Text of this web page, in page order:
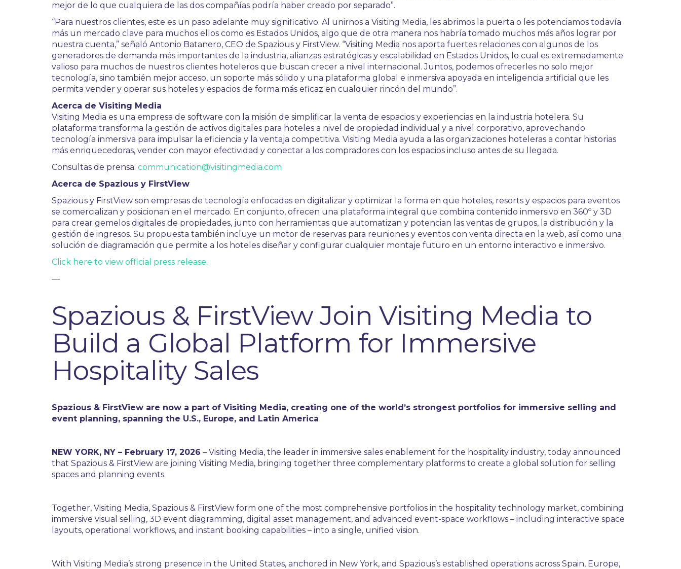
mejor de lo que cualquiera de las dos compañías podría haber creado por separado”.
“Para nuestros clientes, este es un paso adelante muy significativo. Al unirnos a Visiting Media, les abrimos la puerta o les potenciamos todavía
más un mercado clave para muchos ellos como es Estados Unidos, algo que de otra manera nos habría tomado muchos más años lograr por
nuestra cuenta,” señaló Antonio Batanero, CEO de Spazious y FirstView. “Visiting Media nos aporta fuertes relaciones con algunos de los
generadores de demanda más importantes de la industria, alianzas estratégicas y escalabilidad en Estados Unidos, lo cual es extremadamente
valioso para muchos de nuestros clientes hoteleros que buscan crecer a nivel internacional. Juntos, podemos ofrecerles no solo mejor
tecnología, sino también mejor acceso, un soporte más sólido y una plataforma global e inmersiva apoyada en inteligencia artificial que les
permita vender y operar sus hoteles y espacios de forma más eficaz en cualquier rincón del mundo”.
Acerca de Visiting Media
Visiting Media es una empresa de software con la misión de simplificar la venta de espacios y experiencias en la industria hotelera. Su
plataforma transforma la gestión de activos digitales para hoteles a nivel de propiedad individual y a nivel corporativo, aprovechando
tecnología inmersiva para impulsar la eficiencia y la ventaja competitiva. Visiting Media ayuda a las organizaciones hoteleras a contar historias
más enriquecedoras, vender con mayor efectividad y conectar a los compradores con los espacios incluso antes de su llegada.
Consultas de prensa: communication@visitingmedia.com
Acerca de Spazious y FirstView
Spazious y FirstView son empresas de tecnología enfocadas en digitalizar y optimizar la forma en que hoteles, resorts y espacios para eventos
se comercializan y posicionan en el mercado. En conjunto, ofrecen una plataforma integral que combina contenido inmersivo en 360º y 3D
para crear gemelos digitales de propiedades, junto con herramientas que automatizan y potencian las ventas de grupos, la distribución y la
gestión de ingresos. Su propuesta también incluye un motor de reservas para reuniones y eventos con venta directa en la web, así como una
solución de diagramación que permite a los hoteles diseñar y configurar cualquier montaje futuro en un entorno interactivo e inmersivo.
Click here to view official press release.
—
Spazious & FirstView Join Visiting Media to
Build a Global Platform for Immersive
Hospitality Sales
Spazious & FirstView are now a part of Visiting Media, creating one of the world’s strongest portfolios for immersive selling and
event planning, spanning the U.S., Europe, and Latin America
NEW YORK, NY – February 17, 2026 – Visiting Media, the leader in immersive sales enablement for the hospitality industry, today announced
that Spazious & FirstView are joining Visiting Media, bringing together three complementary platforms to create a global solution for selling
spaces and planning events.
Together, Visiting Media, Spazious & FirstView form one of the most comprehensive portfolios in the hospitality technology market, combining
immersive visual selling, 3D event diagramming, digital asset management, and advanced event-space workflows – including interactive space
layouts, operational workflows, and instant booking capabilities – into a single, unified vision.
With Visiting Media’s strong presence in the United States, anchored in New York, and Spazious’s established operations across Spain, Europe,